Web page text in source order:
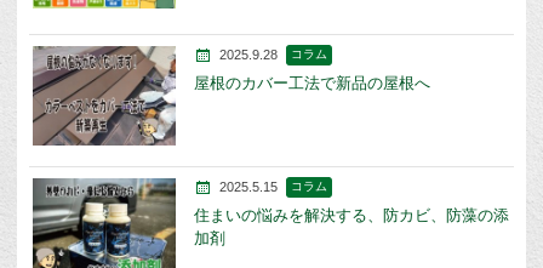
2025.9.28 コラム
屋根のカバー工法で新品の屋根へ
2025.5.15 コラム
住まいの悩みを解決する、防カビ、防藻の添
加剤